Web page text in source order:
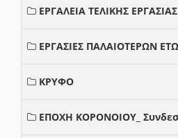
ΕΡΓΑΛΕΙΑ ΤΕΛΙΚΗΣ ΕΡΓΑΣΙΑΣ
ΕΡΓΑΣΙΕΣ ΠΑΛΑΙΟΤΕΡΩΝ
ΚΡΥΦΟ
ΕΠΟΧΗ ΚΟΡΟΝΟΙΟΥ_